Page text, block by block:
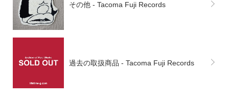
その他 - Tacoma Fuji Records
過去の取扱商品 - Tacoma Fuji Records